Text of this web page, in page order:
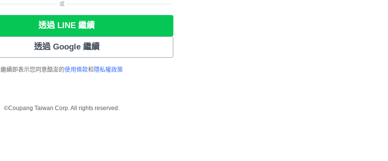
或
透過 LINE 繼續
透過 Google 繼續
繼續即表示您同意酷澎的使用條款和 隱私權政策
©Coupang Taiwan Corp. All rights reserved.